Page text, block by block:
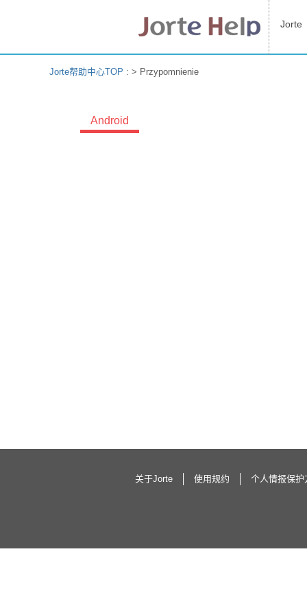
Jorte
Jorte帮助中心TOP : > Przypomnienie
Android
关于Jorte 使用规约 个人情报保护